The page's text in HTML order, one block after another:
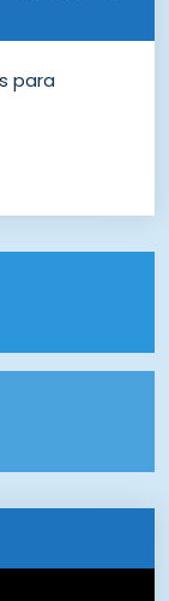
para